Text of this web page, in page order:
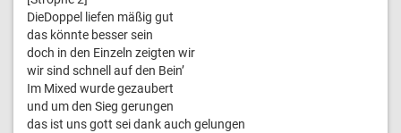
DieDoppel liefen mäßig gut
das könnte besser sein
doch in den Einzeln zeigten wir
wir sind schnell auf den Bein’
Im Mixed wurde gezaubert
und um den Sieg gerungen
das ist uns gott sei dank auch gelungen